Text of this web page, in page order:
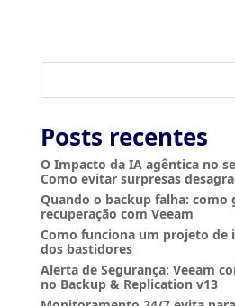
t
v
Posts recentes
O Impacto da IA agêntica no
Como evitar surpresas
Quando o backup falha: como
recuperação com Veeam
Como funciona um projeto de
dos bastidores
Alerta de Segurança: Veeam
no Backup & Replication v13